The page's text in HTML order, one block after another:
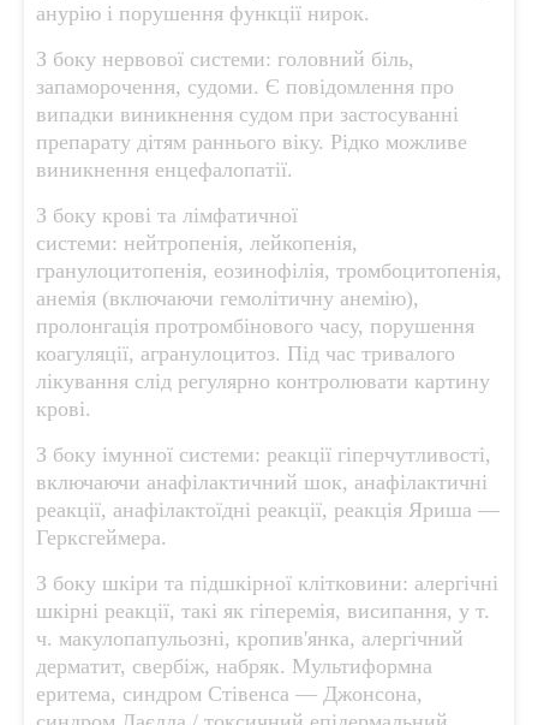
анурію і порушення функції нирок.
З боку нервової системи: головний біль,
запаморочення, судоми. Є повідомлення про
випадки виникнення судом при застосуванні
препарату дітям раннього віку. Рідко можливе
виникнення енцефалопатії.
З боку крові та лімфатичної
системи: нейтропенія, лейкопенія,
гранулоцитопенія, еозинофілія, тромбоцитопенія,
анемія (включаючи гемолітичну анемію),
пролонгація протромбінового часу, порушення
коагуляції, агранулоцитоз. Під час тривалого
лікування слід регулярно контролювати картину
крові.
З боку імунної системи: реакції гіперчутливості,
включаючи анафілактичний шок, анафілактичні
реакції, анафілактоїдні реакції, реакція Яриша —
Герксгеймера.
З боку шкіри та підшкірної клітковини: алергічні
шкірні реакції, такі як гіперемія, висипання, у т.
ч. макулопапульозні, кропив'янка, алергічний
дерматит, свербіж, набряк. Мультиформна
еритема, синдром Стівенса — Джонсона,